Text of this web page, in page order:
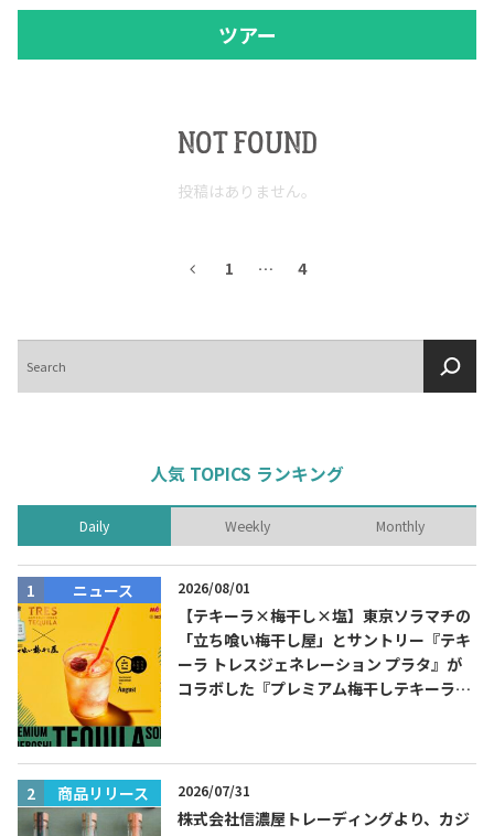
ツアー
NOT FOUND
投稿はありません。
1 … 4
索
人気 TOPICS ランキング
Daily Weekly Monthly
ニュース 2026/08/01
【テキーラ×梅干し×塩】東京ソラマチの
「立ち喰い梅干し屋」とサントリー『テキ
ーラ トレスジェネレーション プラタ』が
コラボした『プレミアム梅干しテキーラソ
商品リリース 2026/07/31
株式会社信濃屋トレーディングより、カジ